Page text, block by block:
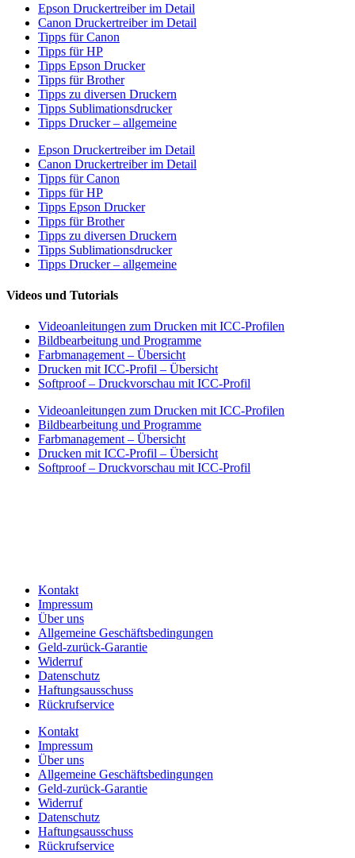
Epson Druckertreiber im Detail
Canon Druckertreiber im Detail
Tipps für Canon
Tipps für HP
Tipps Epson Drucker
Tipps für Brother
Tipps zu diversen Druckern
Tipps Sublimationsdrucker
Tipps Drucker – allgemeine
Epson Druckertreiber im Detail
Canon Druckertreiber im Detail
Tipps für Canon
Tipps für HP
Tipps Epson Drucker
Tipps für Brother
Tipps zu diversen Druckern
Tipps Sublimationsdrucker
Tipps Drucker – allgemeine
Videos und Tutorials
Videoanleitungen zum Drucken mit ICC-Profilen
Bildbearbeitung und Programme
Farbmanagement – Übersicht
Drucken mit ICC-Profil – Übersicht
Softproof – Druckvorschau mit ICC-Profil
Videoanleitungen zum Drucken mit ICC-Profilen
Bildbearbeitung und Programme
Farbmanagement – Übersicht
Drucken mit ICC-Profil – Übersicht
Softproof – Druckvorschau mit ICC-Profil
Kontakt
Impressum
Über uns
Allgemeine Geschäftsbedingungen
Geld-zurück-Garantie
Widerruf
Datenschutz
Haftungsausschuss
Rückrufservice
Kontakt
Impressum
Über uns
Allgemeine Geschäftsbedingungen
Geld-zurück-Garantie
Widerruf
Datenschutz
Haftungsausschuss
Rückrufservice